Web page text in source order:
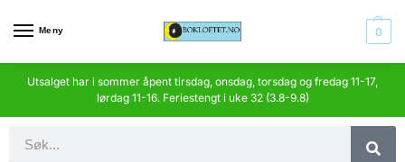
Meny 0
Utsalget har i sommer åpent tirsdag, onsdag, torsdag og fredag 11-17,
lørdag 11-16. Feriestengt i uke 32 (3.8-9.8)